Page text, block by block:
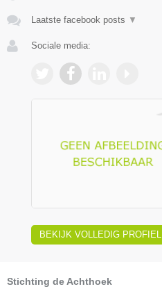
Laatste facebook posts ▼
Sociale media:
BEKIJK VOLLEDIG PROFIEL
Stichting de Achthoek